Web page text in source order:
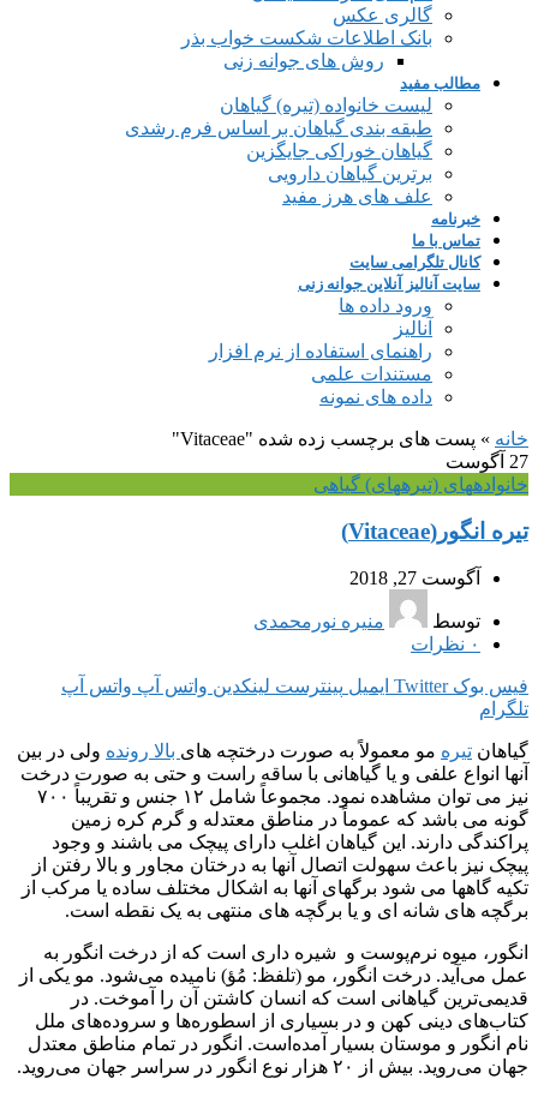
گالری عکس
بانک اطلاعات شکست خواب بذر
روش های جوانه زنی
مطالب مفید
لیست خانواده (تیره) گیاهان
طبقه بندی گیاهان بر اساس فرم رشدی
گیاهان خوراکی جایگزین
برترین گیاهان دارویی
علف های هرز مفید
خبرنامه
تماس با ما
کانال تلگرامی سایت
سایت آنالیز آنلاین جوانه زنی
ورود داده ها
آنالیز
راهنمای استفاده از نرم افزار
مستندات علمی
داده های نمونه
خانه » پست های برچسب زده شده "Vitaceae"
27 آگوست
خانواده‎های (تیره‎های) گیاهی
تیره انگور(Vitaceae)
آگوست 27, 2018
توسط
منیره نورمحمدی
۰ نظرات
فیس بوک Twitter ایمیل پینترست لینکدین واتس آپ واتس آپ
تلگرام
گیاهان تیره مو معمولاً به صورت درختچه های بالا رونده ولی در بین
آنها انواع علفی و یا گیاهانی با ساقه راست و حتی به صورت درخت
نیز می توان مشاهده نمود. مجموعاً شامل ۱۲ جنس و تقریباً ۷۰۰
گونه می باشد که عموماً در مناطق معتدله و گرم کره زمین
پراکندگی دارند. این گیاهان اغلب دارای پیچک می باشند و وجود
پیچک نیز باعث سهولت اتصال آنها به درختان مجاور و بالا رفتن از
تکیه گاهها می شود برگهای آنها به اشکال مختلف ساده یا مرکب از
برگچه های شانه ای و یا برگچه های منتهی به یک نقطه است.
انگور، میوه نرم‌پوست و شیره داری است که از درخت انگور به
عمل می‌آید. درخت انگور، مو (تلفظ: مُؤ) نامیده می‌شود. مو یکی از
قدیمی‌ترین گیاهانی است که انسان کاشتن آن را آموخت. در
کتاب‌های دینی کهن و در بسیاری از اسطوره‌ها و سروده‌های ملل
نام انگور و موستان بسیار آمده‌است. انگور در تمام مناطق معتدل
جهان می‌روید. بیش از ۲۰ هزار نوع انگور در سراسر جهان می‌روید.